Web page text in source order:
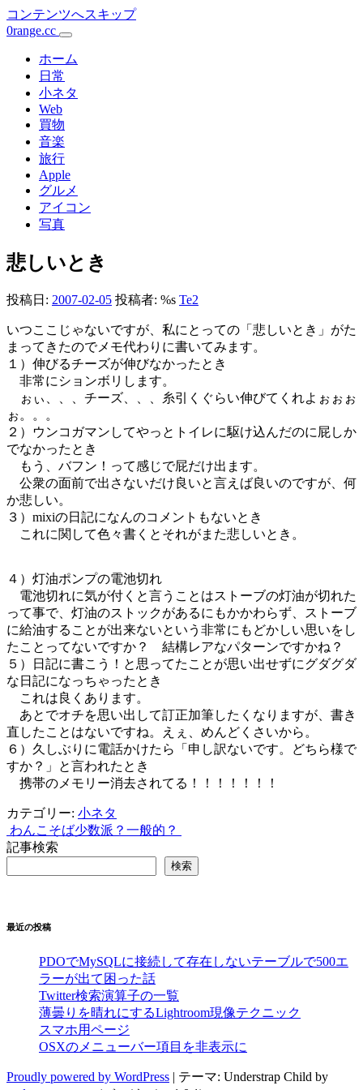
コンテンツへスキップ
メ
ン
0range.cc
ホーム
日常
小ネタ
Web
買物
音楽
旅行
Apple
グルメ
アイコン
写真
悲しいとき
投稿日: 2007-02-05 投稿者: %s Te2
いつここじゃないですが、私にとっての「悲しいとき」がた
まってきたのでメモ代わりに書いてみます。
１）伸びるチーズが伸びなかったとき
非常にションボリします。
ぉぃ、、、チーズ、、、糸引くぐらい伸びてくれよぉぉぉ
ぉ。。。
２）ウンコガマンしてやっとトイレに駆け込んだのに屁しか
でなかったとき
もう、バフン！って感じで屁だけ出ます。
公衆の面前で出さないだけ良いと言えば良いのですが、何
か悲しい。
３）mixiの日記になんのコメントもないとき
これに関して色々書くとそれがまた悲しいとき。
４）灯油ポンプの電池切れ
電池切れに気が付くと言うことはストーブの灯油が切れた
って事で、灯油のストックがあるにもかかわらず、ストーブ
に給油することが出来ないという非常にもどかしい思いをし
たことってないですか？ 結構レアなパターンですかね？
５）日記に書こう！と思ってたことが思い出せずにグダグダ
な日記になっちゃったとき
これは良くあります。
あとでオチを思い出して訂正加筆したくなりますが、書き
直したことはないですね。えぇ、めんどくさいから。
６）久しぶりに電話かけたら「申し訳ないです。どちら様で
すか？」と言われたとき
携帯のメモリー消去されてる！！！！！！！
カテゴリー: 小ネタ
投
稿
ゲ
わんこそば少数派？一般的？
記事検索
検索
最近の投稿
PDOでMySQLに接続して存在しないテーブルで500エ
ラーが出て困った話
Twitter検索演算子の一覧
薄曇りを晴れにするLightroom現像テクニック
スマホ用ページ
OSXのメニューバー項目を非表示に
Proudly powered by WordPress | テーマ: Understrap Child by